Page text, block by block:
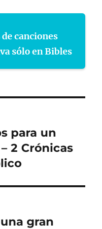
canciones
sólo en Bibles
para un
2 Crónicas
gran